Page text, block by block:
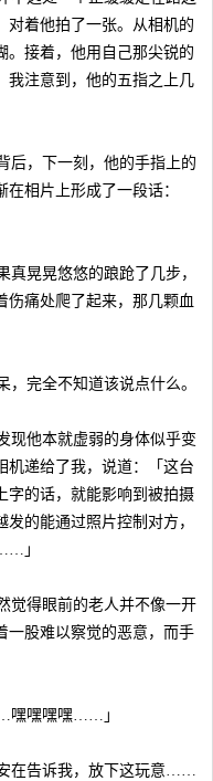
对着他拍了一张。从相机的
。接着，他用自己那尖锐的
我注意到，他的五指之上几
，下一刻，他的手指上的
相片上形成了一段话：
晃晃悠悠的踉跄了几步，
伤痛处爬了起来，那几颗血
完全不知道该说点什么。
他本就虚弱的身体似乎变
机递给了我，说道：「这台
的话，就能影响到被拍摄
的能通过照片控制对方，
」
得眼前的老人并不像一开
一股难以察觉的恶意，而手
嘿嘿嘿……」
在告诉我，放下这玩意……